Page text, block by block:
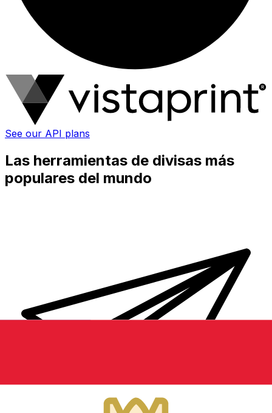
See our API plans
Las herramientas de divisas más
populares del mundo